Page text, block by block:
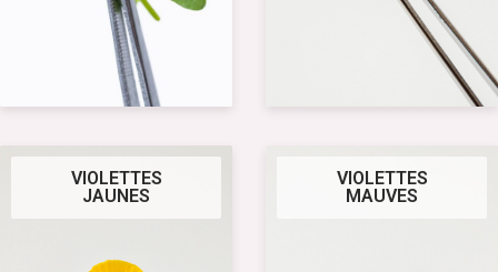
VIOLETTES
JAUNES
VIOLETTES
MAUVES